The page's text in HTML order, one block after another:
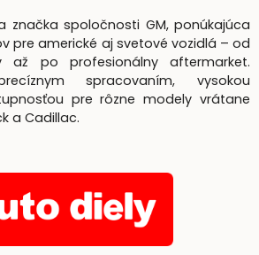
značka spoločnosti GM, ponúkajúca
pre americké aj svetové vozidlá – od
až po profesionálny aftermarket.
spracovaním, vysokou
pre rôzne modely vrátane
a Cadillac.